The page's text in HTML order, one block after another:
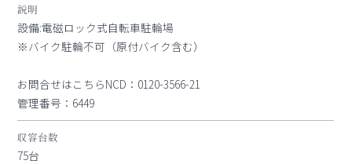
説明
設備:電磁ロック式自転車駐輪場
※バイク駐輪不可（原付バイク含む）
お問合せはこちらNCD：0120-3566-21
管理番号：6449
収容台数
75台